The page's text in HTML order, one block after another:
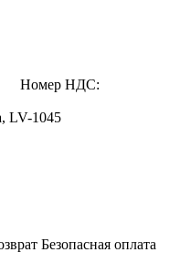
Номер НДС:
LV-1045
Безопасная оплата